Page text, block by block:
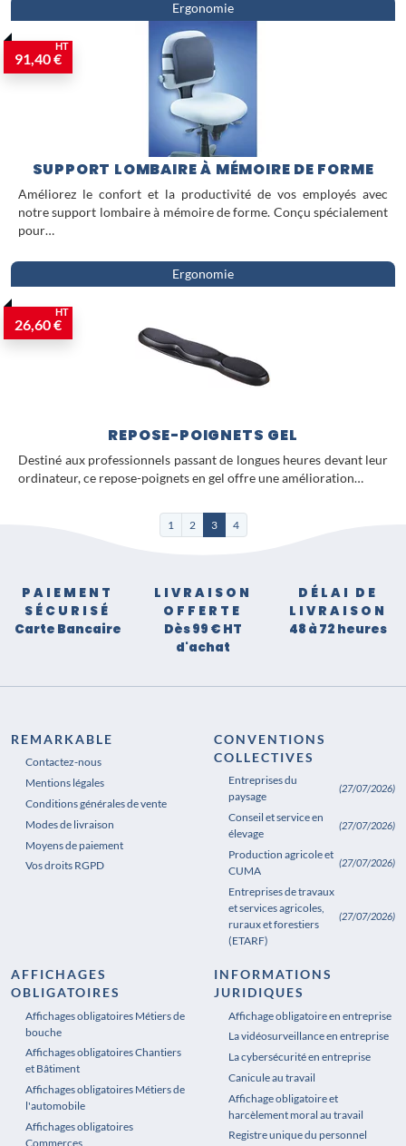
Ergonomie
91,40 €
HT
SUPPORT LOMBAIRE À MÉMOIRE DE FORME
Améliorez le confort et la productivité de vos employés avec
notre support lombaire à mémoire de forme. Conçu spécialement
pour…
Ergonomie
26,60 €
HT
REPOSE-POIGNETS GEL
Destiné aux professionnels passant de longues heures devant leur
ordinateur, ce repose-poignets en gel offre une amélioration…
1 2 3 4
PAIEMENT
SÉCURISÉ
Carte Bancaire
LIVRAISON
OFFERTE
Dès 99 € HT
d'achat
DÉLAI DE
LIVRAISON
48 à 72 heures
REMARKABLE
Contactez-nous
Mentions légales
Conditions générales de vente
Modes de livraison
Moyens de paiement
Vos droits RGPD
CONVENTIONS
COLLECTIVES
Entreprises du
paysage
(27/07/2026)
Conseil et service en
élevage
(27/07/2026)
Production agricole et
CUMA
(27/07/2026)
Entreprises de travaux
et services agricoles,
ruraux et forestiers
(ETARF)
(27/07/2026)
AFFICHAGES
OBLIGATOIRES
Affichages obligatoires Métiers de
bouche
Affichages obligatoires Chantiers
et Bâtiment
Affichages obligatoires Métiers de
l'automobile
Affichages obligatoires
Commerces
Affichages obligatoires Pharmacie
INFORMATIONS
JURIDIQUES
Affichage obligatoire en entreprise
La vidéosurveillance en entreprise
La cybersécurité en entreprise
Canicule au travail
Affichage obligatoire et
harcèlement moral au travail
Registre unique du personnel